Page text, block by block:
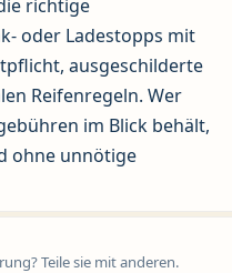
richtige
oder Ladestopps mit
ausgeschilderte
Reifenregeln. Wer
im Blick behält,
ohne unnötige
Teile sie mit anderen.